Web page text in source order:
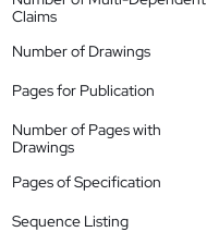
Claims
Number of Drawings
Pages for Publication
Number of Pages with
Drawings
Pages of Specification
Sequence Listing